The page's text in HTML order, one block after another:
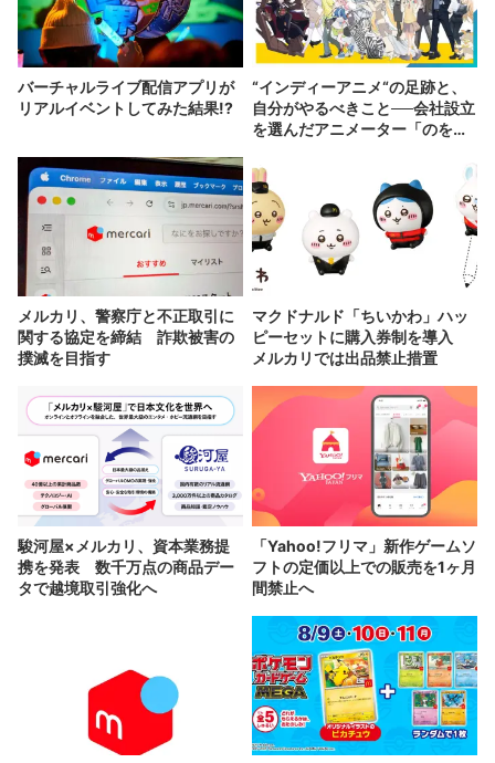
バーチャルライブ配信アプリが
リアルイベントしてみた結果!?
“インディーアニメ“の足跡と、
自分がやるべきこと──会社設立
を選んだアニメーター「のを
メルカリ、警察庁と不正取引に
関する協定を締結 詐欺被害の
撲滅を目指す
マクドナルド「ちいかわ」ハッ
ピーセットに購入券制を導入
メルカリでは出品禁止措置
駿河屋×メルカリ、資本業務提
携を発表 数千万点の商品デー
タで越境取引強化へ
「Yahoo!フリマ」新作ゲームソ
フトの定価以上での販売を1ヶ月
間禁止へ